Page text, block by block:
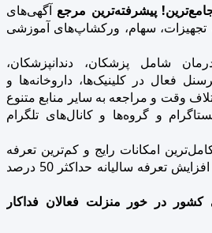
پیشرفته‌ترین مرجع آگهی‌های
تجهیزات، سهام، ورکشاپ‌های آموزشی
شامل پزشکان، دندانپزشکان،
فعال در کلینیک‌ها، داروخانه‌ها و
وقت و مراجعه به سایر منابع متنوع
و گروه‌ها و کانال‌های تلگرام
امکانات رایج و کم‌ترین تعرفه
بازار فراهم است و سقف افزایش تعرفه سالیانه حداکثر 50 درصد
کشور در خور منزلت فعالان فداکار